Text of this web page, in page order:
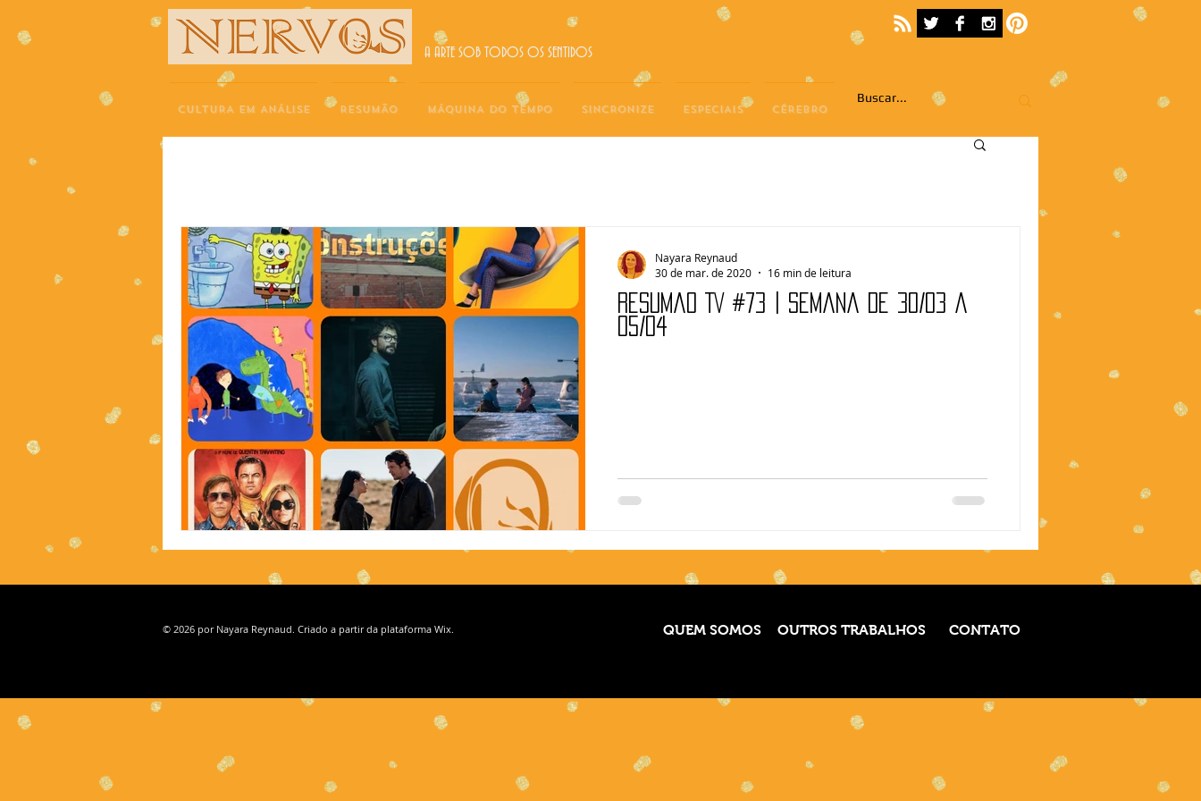
NERVOS A ARTE SOB TODOS OS SENTIDOS
CULTURA EM ANÁLISE RESUMÃO MÁQUINA DO TEMPO SINCRONIZE ESPECIAIS CÉREBRO
Resumão TV #73 | Semana de 30/03 a
05/04
Nayara Reynaud
30 de mar. de 2020
16 min de leitura
© 2026 por Nayara Reynaud. Criado a partir da plataforma Wix. QUEM SOMOS OUTROS TRABALHOS CONTATO